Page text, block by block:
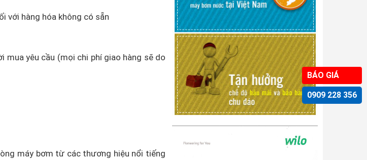
BÁO GIÁ
0909 228 356
với hàng hóa không có sẵn
yêu cầu (mọi chi phí giao hàng sẽ do
máy bơm từ các thương hiệu nổi tiếng